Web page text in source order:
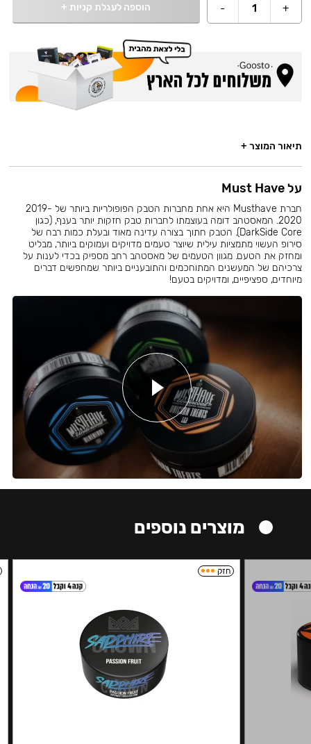
+
1
- הוספה לעגלת קניות +
תיאור המוצר +
על Must Have
חברת Musthave היא אחת מחברות הטבק הפופולריות ביותר של 2019-
2020. המאסטהב דומה בעוצמתו לחברות טבק חזקות יותר בענף, (כגון
DarkSide Core). הטבק חתוך בצורה עדינה מאוד ובעלת כמות רבה של
סירופ העשוי מתמציות עילית שיוצר טעמים מדויקים ועמוקים ביותר, מבליט
ומחזק את הטעם. מגוון הטעמים של מאסטהב רחב מספיק בכדי לענות על
צרכיהם של המעשנים המתוחכמים והתובעניים ביותר שמחפשים דברים
מיוחדים, ספציפיים, ומדויקים בטעם!
מוצרים נוספים
חזק